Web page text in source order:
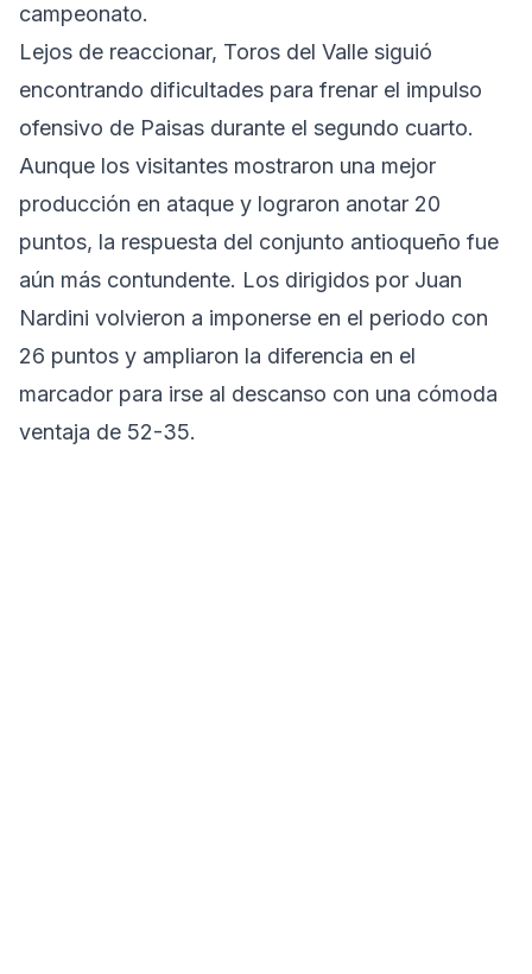
campeonato.
Lejos de reaccionar, Toros del Valle siguió
encontrando dificultades para frenar el impulso
ofensivo de Paisas durante el segundo cuarto.
Aunque los visitantes mostraron una mejor
producción en ataque y lograron anotar 20
puntos, la respuesta del conjunto antioqueño fue
aún más contundente. Los dirigidos por Juan
Nardini volvieron a imponerse en el periodo con
26 puntos y ampliaron la diferencia en el
marcador para irse al descanso con una cómoda
ventaja de 52-35.